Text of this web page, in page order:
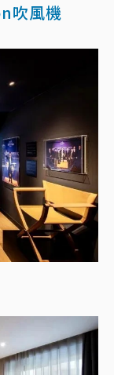
吹風機